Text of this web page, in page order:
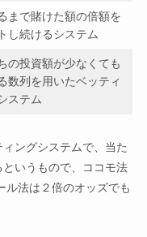
まで賭けた額の倍額を
し続けるシステム
の投資額が少なくても
数列を用いたベッティ
ステム
ングシステムで、当た
いうもので、ココモ法
ル法は２倍のオッズでも